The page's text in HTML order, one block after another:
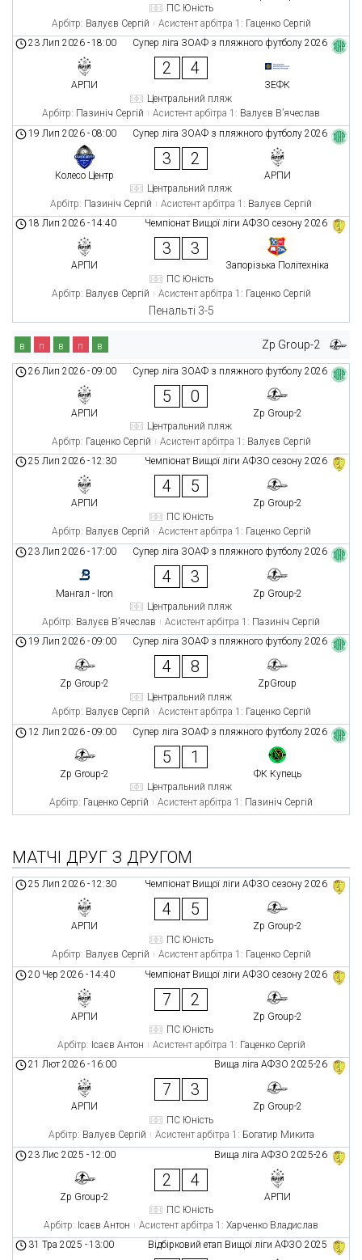
ПС Юність
Арбітр: Валуєв Сергій Асистент арбітра 1: Гаценко Сергій
Супер ліга ЗОАФ з пляжного футболу 2026
23 Лип 2026 -18:00
АРПИ
2 4
ЗЕФК
Центральний пляж
Арбітр: Пазиніч Сергій Асистент арбітра 1: Валуєв В’ячеслав
Супер ліга ЗОАФ з пляжного футболу 2026
19 Лип 2026 - 08:00
Колесо Центр
3 2
АРПИ
Центральний пляж
Арбітр: Пазиніч Сергій Асистент арбітра 1: Валуєв Сергій
Чемпіонат Вищої ліги АФЗО сезону 2026
18 Лип 2026 -14:40
АРПИ
3 3
Запорізька Політехніка
ПС Юність
Арбітр: Валуєв Сергій Асистент арбітра 1: Гаценко Сергій
Пенальті 3-5
Zp Group-2
в п в п в
Супер ліга ЗОАФ з пляжного футболу 2026
26 Лип 2026 - 09:00
АРПИ
5 0
Zp Group-2
Центральний пляж
Арбітр: Гаценко Сергій Асистент арбітра 1: Валуєв Сергій
Чемпіонат Вищої ліги АФЗО сезону 2026
25 Лип 2026 -12:30
АРПИ
4 5
Zp Group-2
ПС Юність
Арбітр: Валуєв Сергій Асистент арбітра 1: Гаценко Сергій
Супер ліга ЗОАФ з пляжного футболу 2026
23 Лип 2026 -17:00
Мангал - Iron
4 3
Zp Group-2
Центральний пляж
Арбітр: Валуєв В’ячеслав Асистент арбітра 1: Пазиніч Сергій
Супер ліга ЗОАФ з пляжного футболу 2026
19 Лип 2026 - 09:00
Zp Group-2
4 8
ZpGroup
Центральний пляж
Арбітр: Валуєв Сергій Асистент арбітра 1: Гаценко Сергій
Супер ліга ЗОАФ з пляжного футболу 2026
12 Лип 2026 - 09:00
Zp Group-2
5 1
ФК Купець
Центральний пляж
Арбітр: Гаценко Сергій Асистент арбітра 1: Пазиніч Сергій
МАТЧІ ДРУГ З ДРУГОМ
Чемпіонат Вищої ліги АФЗО сезону 2026
25 Лип 2026 -12:30
АРПИ
4 5
Zp Group-2
ПС Юність
Арбітр: Валуєв Сергій Асистент арбітра 1: Гаценко Сергій
Чемпіонат Вищої ліги АФЗО сезону 2026
20 Чер 2026 -14:40
АРПИ
7 2
Zp Group-2
ПС Юність
Арбітр: Ісаєв Антон Асистент арбітра 1: Гаценко Сергій
Вища ліга АФЗО 2025-26
21 Лют 2026 -16:00
АРПИ
7 3
Zp Group-2
ПС Юність
Арбітр: Валуєв Сергій Асистент арбітра 1: Богатир Микита
Вища ліга АФЗО 2025-26
23 Лис 2025 -12:00
Zp Group-2
2 4
АРПИ
ПС Юність
Арбітр: Ісаєв Антон Асистент арбітра 1: Харченко Владислав
Відбірковий етап Вищої ліги АФЗО 2025
31 Тра 2025 -13:00